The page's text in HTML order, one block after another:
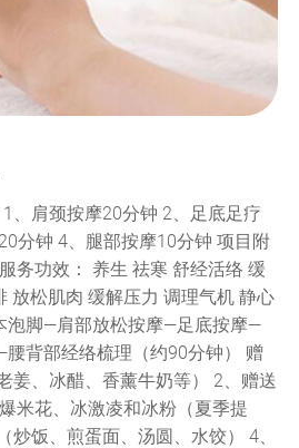
、肩颈按摩20分钟 2、足底足疗
分钟 4、腿部按摩10分钟 项目附
务功效： 养生 祛寒 舒经活络 缓
放松肌肉 缓解压力 调理气机 静心
泡脚—肩部放松按摩—足底按摩—
背部经络梳理（约90分钟） 赠
姜、冰醋、香薰牛奶等） 2、赠送
米花、冰激凌和冰粉（夏季提
炒饭、煎蛋面、汤圆、水饺） 4、